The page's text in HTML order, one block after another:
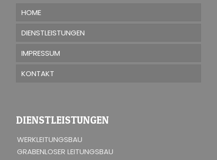
HOME
DIENSTLEISTUNGEN
IMPRESSUM
KONTAKT
DIENSTLEISTUNGEN
WERKLEITUNGSBAU
GRABENLOSER LEITUNGSBAU